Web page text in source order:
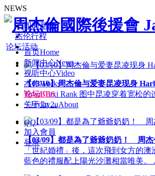
首页Home
新闻中心News
视听中心Video
杰作Works
论坛BBS
关于Jay2uAbout
QQ
加入會員
登录
NEWS
即时新闻
杰伦行程
论坛活动
【03/10】周杰倫与爱妻昆凌现身
Town Taxi Rank 图中昆凌穿着宽松
~ Jay2u ...
【03/09】都是為了爺爺奶奶！ 周
「世紀婚禮」後，這次飛到女方的
藍色的禮服配上陽光沙灘相當唯美。